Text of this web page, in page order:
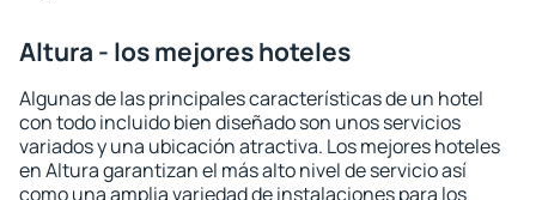
Altura - los mejores hoteles
Algunas de las principales características de un hotel
con todo incluido bien diseñado son unos servicios
variados y una ubicación atractiva. Los mejores hoteles
en Altura garantizan el más alto nivel de servicio así
como una amplia variedad de instalaciones para los